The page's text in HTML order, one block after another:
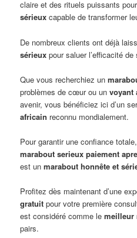
claire et des rituels puissants
sérieux capable de transformer
De nombreux clients ont déjà
sérieux pour saluer l’efficacité
Que vous recherchiez un
problèmes de cœur ou unvoyant
avenir, vous bénéficiez ici d’un
africain reconnu mondialement.
Pour garantir une confiance
marabout serieux paiement
est unmarabout honnête et
Profitez dès maintenant d’une
gratuit pour votre première
est considéré comme lemeilleur
pairs.